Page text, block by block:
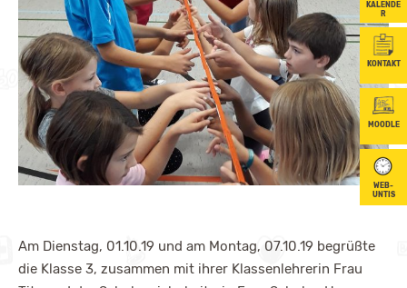
BERUFSORIENTIERUNG
ELTERN
KALENDE
R
KONTAKT
MOODLE
WEB-
UNTIS
Am Dienstag, 01.10.19 und am Montag, 07.10.19 begrüßte
die Klasse 3, zusammen mit ihrer Klassenlehrerin Frau